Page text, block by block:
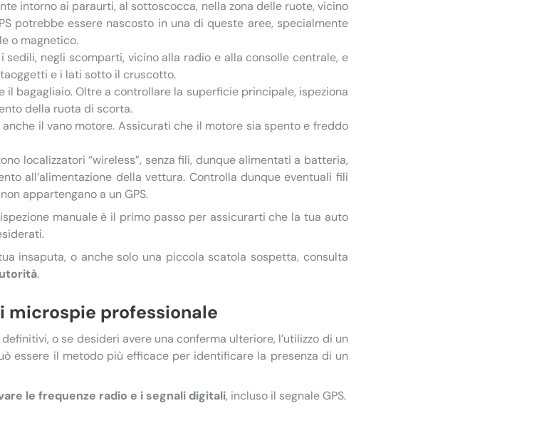
intorno ai paraurti, al sottoscocca, nella zona delle ruote, vicino
potrebbe essere nascosto in una di queste aree, specialmente
o magnetico.
negli scomparti, vicino alla radio e alla consolle centrale, e
e i lati sotto il cruscotto.
il bagagliaio. Oltre a controllare la superficie principale, ispeziona
della ruota di scorta.
anche il vano motore. Assicurati che il motore sia spento e freddo
localizzatori “wireless”, senza fili, dunque alimentati a batteria,
all’alimentazione della vettura. Controlla dunque eventuali fili
appartengano a un GPS.
manuale è il primo passo per assicurarti che la tua auto
insaputa, o anche solo una piccola scatola sospetta, consulta
.
microspie professionale
o se desideri avere una conferma ulteriore, l’utilizzo di un
essere il metodo più efficace per identificare la presenza di un
le frequenze radio e i segnali digitali, incluso il segnale GPS.